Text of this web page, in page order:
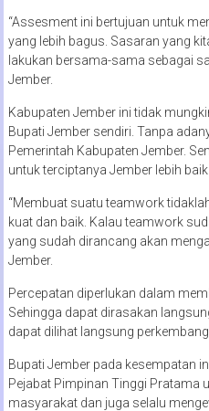
“Assesment ini bertujuan untuk
yang lebih bagus. Sasaran yang
lakukan bersama-sama sebagai
Jember.
Kabupaten Jember ini tidak
Bupati Jember sendiri. Tanpa
Pemerintah Kabupaten Jember.
untuk terciptanya Jember lebih baik
“Membuat suatu teamwork
kuat dan baik. Kalau teamwork
yang sudah dirancang akan
Jember.
Percepatan diperlukan dalam
Sehingga dapat dirasakan
dapat dilihat langsung
Bupati Jember pada kesempatan
Pejabat Pimpinan Tinggi Pratama
masyarakat dan juga selalu